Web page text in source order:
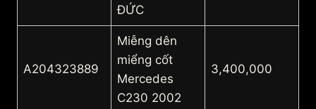
ĐỨC
A204323889
Miễng dên
miểng cốt
Mercedes
C230 2002
3,400,000